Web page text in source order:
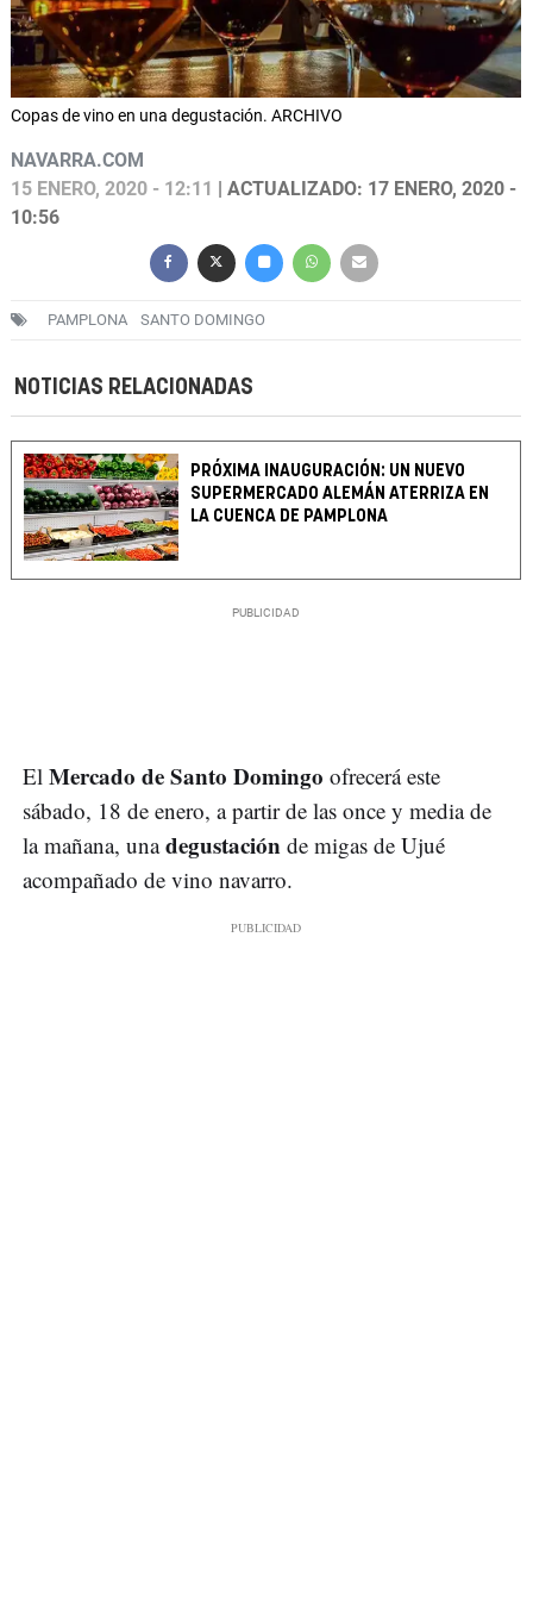
Copas de vino en una degustación. ARCHIVO
NAVARRA.COM
15 ENERO, 2020 - 12:11
| ACTUALIZADO: 17 ENERO, 2020 -
10:56
PAMPLONA SANTO DOMINGO
NOTICIAS RELACIONADAS
PRÓXIMA INAUGURACIÓN: UN NUEVO
SUPERMERCADO ALEMÁN ATERRIZA EN
LA CUENCA DE PAMPLONA
El Mercado de Santo Domingo ofrecerá este
sábado, 18 de enero, a partir de las once y media de
la mañana, unadegustación de migas de Ujué
acompañado de vino navarro.